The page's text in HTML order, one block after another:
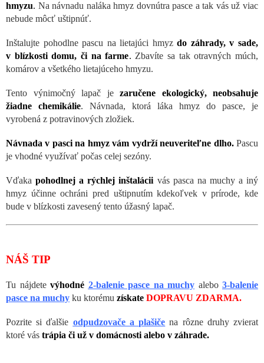
hmyzu. Na návnadu naláka hmyz dovnútra pasce a tak vás už viac
nebude môcť uštipnúť.
Inštalujte pohodlne pascu na lietajúci hmyzdo záhrady, v sade,
v blízkosti domu, či na farme. Zbavíte sa tak otravných múch,
komárov a všetkého lietajúceho hmyzu.
Tento výnimočný lapač je zaručene ekologický, neobsahuje
žiadne chemikálie. Návnada, ktorá láka hmyz do pasce, je
vyrobená z potravinových zložiek.
Návnada v pasci na hmyz vám vydrží neuveriteľne dlho.Pascu
je vhodné využívať počas celej sezóny.
Vďakapohodlnej a rýchlej inštalácii vás pasca na muchy a iný
hmyz účinne ochráni pred uštipnutím kdekoľvek v prírode, kde
bude v blízkosti zavesený tento úžasný lapač.
NÁŠ TIP
Tu nájdete výhodné 2-balenie pasce na muchy alebo 3-balenie
pasce na muchy ku ktorému získate DOPRAVU ZDARMA.
Pozrite si ďalšie odpudzovače a plašiče na rôzne druhy zvierat
ktoré vás trápia či už v domácnosti alebo v záhrade.